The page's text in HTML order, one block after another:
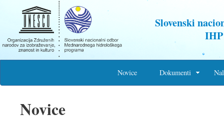
Slovenski
Novice Dokumenti
Novice